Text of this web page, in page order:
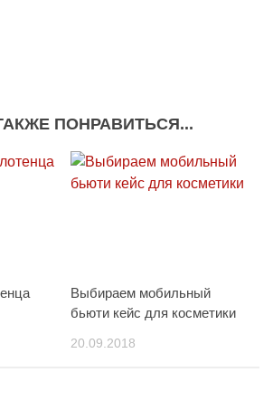
ПОНРАВИТЬСЯ...
Выбираем мобильный
бьюти кейс для косметики
20.09.2018